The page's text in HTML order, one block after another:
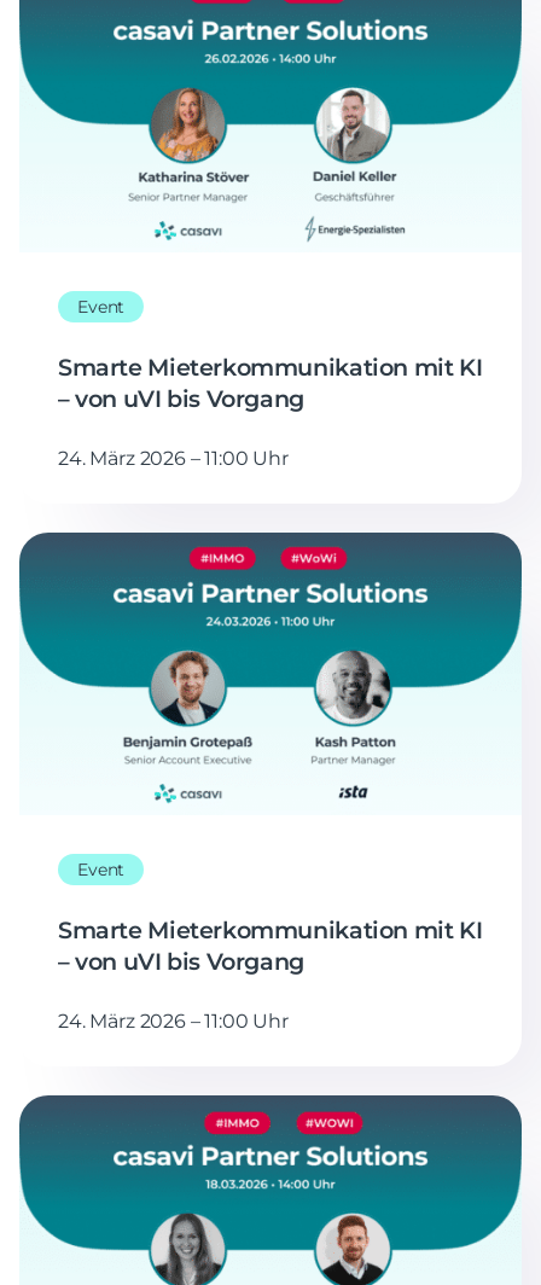
Event
Smarte Mieterkommunikation mit KI
– von uVI bis Vorgang
24. März 2026 – 11:00 Uhr
Event
Smarte Mieterkommunikation mit KI
– von uVI bis Vorgang
24. März 2026 – 11:00 Uhr